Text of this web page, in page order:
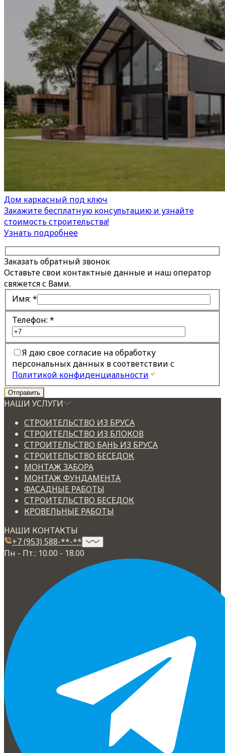
Дом каркасный под ключ
Закажите бесплатную консультацию и узнайте
стоимость строительства!
Узнать подробнее
Заказать обратный звонок
Оставьте свои контактные данные и наш оператор
свяжется с Вами.
Имя: *
Телефон: *
Я даю свое согласие на обработку
персональных данных в соответствии с
Политикой конфиденциальности
НАШИ УСЛУГИ
СТРОИТЕЛЬСТВО ИЗ БРУСА
СТРОИТЕЛЬСТВО ИЗ БЛОКОВ
СТРОИТЕЛЬСТВО БАНЬ ИЗ БРУСА
СТРОИТЕЛЬСТВО БЕСЕДОК
МОНТАЖ ЗАБОРА
МОНТАЖ ФУНДАМЕНТА
ФАСАДНЫЕ РАБОТЫ
СТРОИТЕЛЬСТВО БЕСЕДОК
КРОВЕЛЬНЫЕ РАБОТЫ
НАШИ КОНТАКТЫ
+7 (953) 588-**-**
Пн - Пт.: 10.00 - 18.00